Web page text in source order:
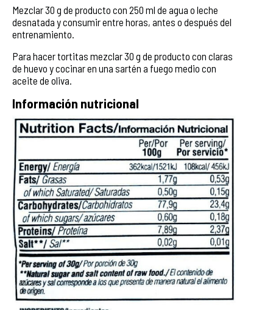
Mezclar 30 g de producto con 250 ml de agua o leche
desnatada y consumir entre horas, antes o después del
entrenamiento.
Para hacer tortitas mezclar 30 g de producto con claras
de huevo y cocinar en una sartén a fuego medio con
aceite de oliva.
Información nutricional